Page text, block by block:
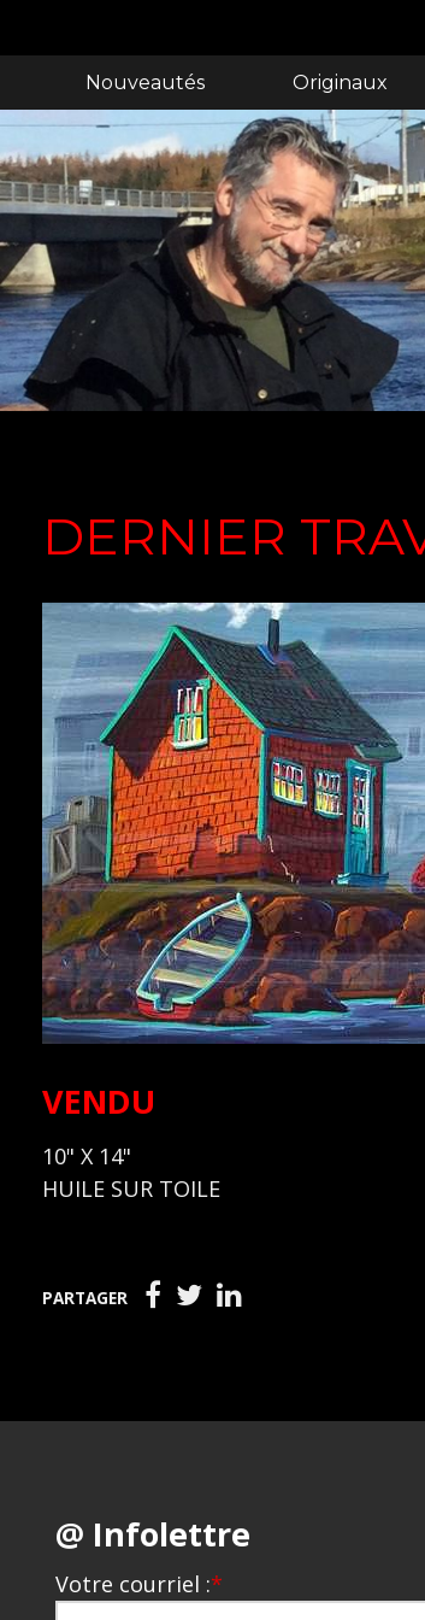
Nouveautés Originaux
DERNIER
VENDU
10" X 14"
HUILE SUR TOILE
PARTAGER
@ Infolettre
Votre courriel :*